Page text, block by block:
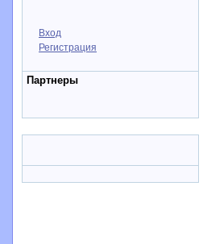
Вход
Регистрация
Партнеры